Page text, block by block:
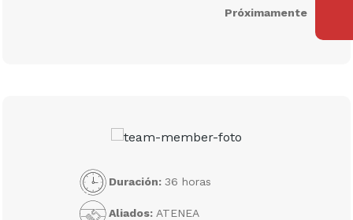
Próximamente
Duración: 36 horas
Aliados: ATENEA